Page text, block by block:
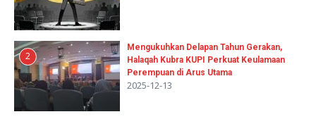
2
Mengukuhkan Delapan Tahun Gerakan,
Halaqah Kubra KUPI Perkuat Keulamaan
Perempuan di Arus Utama
2025-12-13